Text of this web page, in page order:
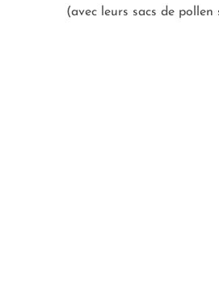
(avec leurs sacs de